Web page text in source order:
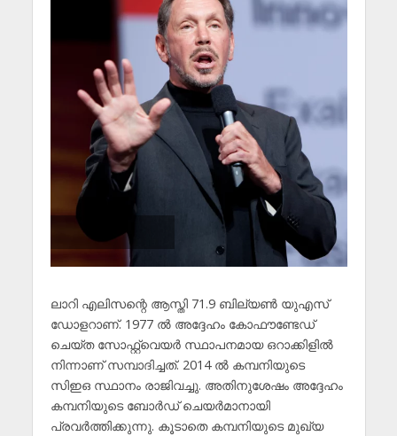
ലാറി എലിസന്റെ ആസ്തി 71.9 ബില്യൺ യുഎസ്
ഡോളറാണ്. 1977 ൽ അദ്ദേഹം കോഫൗണ്ടേഡ്
ചെയ്ത സോഫ്റ്റ്വെയർ സ്ഥാപനമായ ഒറാക്കിളിൽ
നിന്നാണ് സമ്പാദിച്ചത്. 2014 ൽ കമ്പനിയുടെ
സിഇഒ സ്ഥാനം രാജിവച്ചു. അതിനുശേഷം അദ്ദേഹം
കമ്പനിയുടെ ബോർഡ് ചെയർമാനായി
പ്രവർത്തിക്കുന്നു. കൂടാതെ കമ്പനിയുടെ മുഖ്യ